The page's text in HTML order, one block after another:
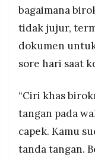
bagaimana
tidak jujur,
dokumen
sore hari saat
“Ciri khas
tangan pada
capek. Kamu
tanda tangan.